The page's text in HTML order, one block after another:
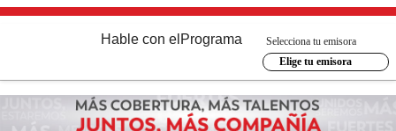
Hable con el Programa
Selecciona tu emisora
Elige tu emisora